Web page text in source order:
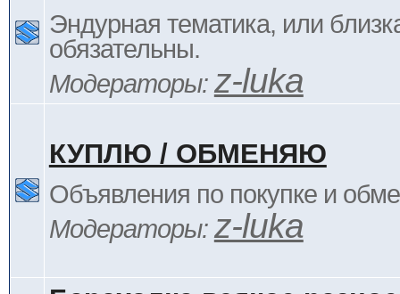
Эндурная тематика, или
обязательны.
Модераторы: z-luka
КУПЛЮ / ОБМЕНЯЮ
Объявления по покупке и
Модераторы: z-luka